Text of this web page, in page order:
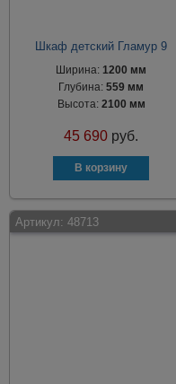
Шкаф детский Гламур 9
Ширина:1200 мм
Глубина:559 мм
Высота: 2100 мм
45 690 руб.
Артикул: 48713